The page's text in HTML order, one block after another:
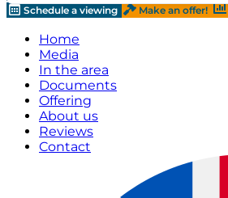
Schedule a viewing
Make an offer!
Home
Media
In the area
Documents
Offering
About us
Reviews
Contact